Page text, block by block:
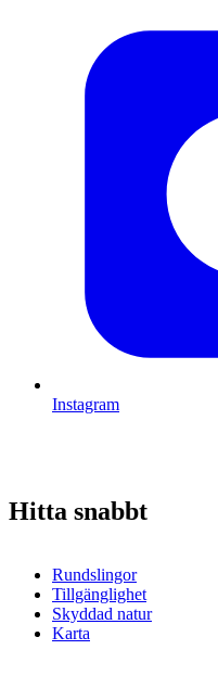
Instagram
Hitta snabbt
Rundslingor
Tillgänglighet
Skyddad natur
Karta